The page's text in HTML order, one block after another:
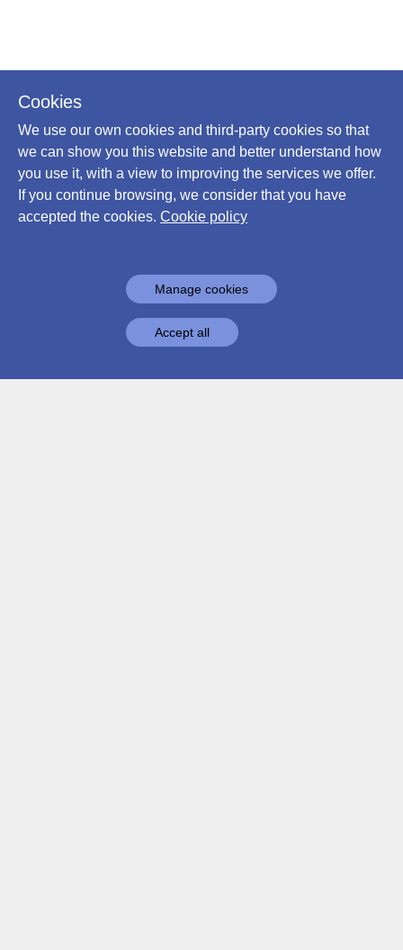
Cookies
We use our own cookies and third-party cookies so that
we can show you this website and better understand how
you use it, with a view to improving the services we offer.
If you continue browsing, we consider that you have
accepted the cookies. Cookie policy
Manage cookies
Accept all